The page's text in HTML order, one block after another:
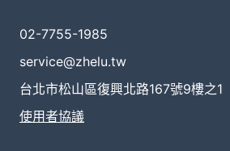
02-7755-1985
service@zhelu.tw
台北市松山區復興北路167號9樓之1
使用者協議